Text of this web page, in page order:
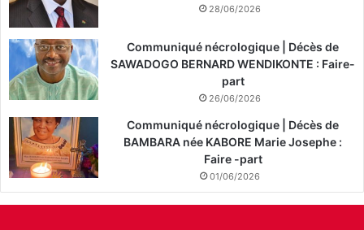
28/06/2026
Communiqué nécrologique | Décès de
SAWADOGO BERNARD WENDIKONTE : Faire-
part
26/06/2026
Communiqué nécrologique | Décès de
BAMBARA née KABORE Marie Josephe :
Faire -part
01/06/2026